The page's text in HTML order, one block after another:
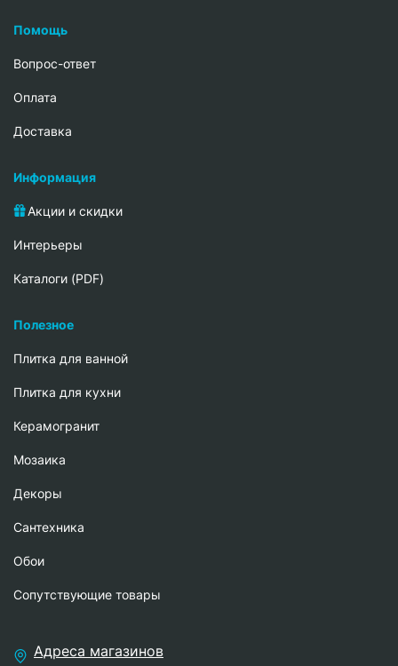
Помощь
Вопрос-ответ
Oплата
Доставка
Информация
Акции и скидки
Интерьеры
Каталоги (PDF)
Полезное
Плитка для ванной
Плитка для кухни
Керамогранит
Мозаика
Декоры
Сантехника
Обои
Сопутствующие товары
Адреса магазинов